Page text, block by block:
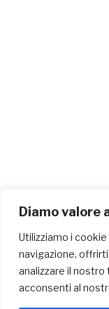
Diamo valore
Utilizziamo i
navigazione,
analizzare il
acconsenti al